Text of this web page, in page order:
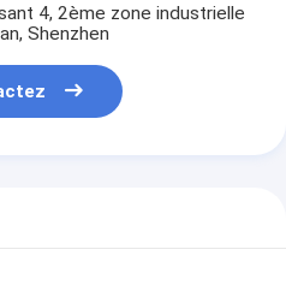
4, 2ème zone industrielle
Shenzhen